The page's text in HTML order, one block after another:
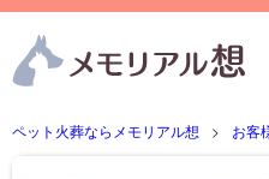
ペット火葬ならメモリアル想 お客